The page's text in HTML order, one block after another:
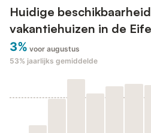
Huidige
vakantiehuizen in de
3% voor augustus
53% jaarlijks gemiddelde